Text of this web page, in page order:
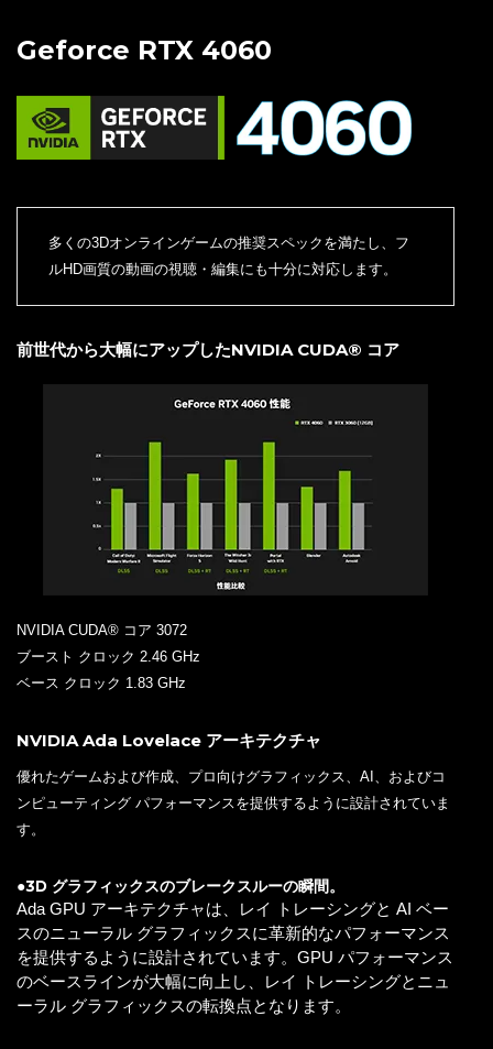
Geforce RTX 4060
多くの3Dオンラインゲームの推奨スペックを満たし、フ
ルHD画質の動画の視聴・編集にも十分に対応します。
前世代から大幅にアップしたNVIDIA CUDA® コア
NVIDIA CUDA® コア 3072
ブースト クロック 2.46 GHz
ベース クロック 1.83 GHz
NVIDIA Ada Lovelace アーキテクチャ
優れたゲームおよび作成、プロ向けグラフィックス、AI、およびコ
ンピューティング パフォーマンスを提供するように設計されていま
す。
●3D グラフィックスのブレークスルーの瞬間。
Ada GPU アーキテクチャは、レイ トレーシングと AI ベー
スのニューラル グラフィックスに革新的なパフォーマンス
を提供するように設計されています。GPU パフォーマンス
のベースラインが大幅に向上し、レイ トレーシングとニュ
ーラル グラフィックスの転換点となります。